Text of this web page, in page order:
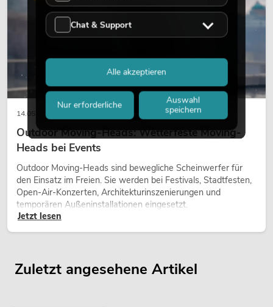
14.05.2026
Outdoor Moving-Heads: Wetterfeste Moving-
Heads bei Events
Outdoor Moving-Heads sind bewegliche Scheinwerfer für
den Einsatz im Freien. Sie werden bei Festivals, Stadtfesten,
Open-Air-Konzerten, Architekturinszenierungen und
temporären Außeninstallationen eingesetzt.
Jetzt lesen
Zuletzt angesehene Artikel
Chat & Support
Nur erforderliche
Auswahl
speichern
Alle akzeptieren